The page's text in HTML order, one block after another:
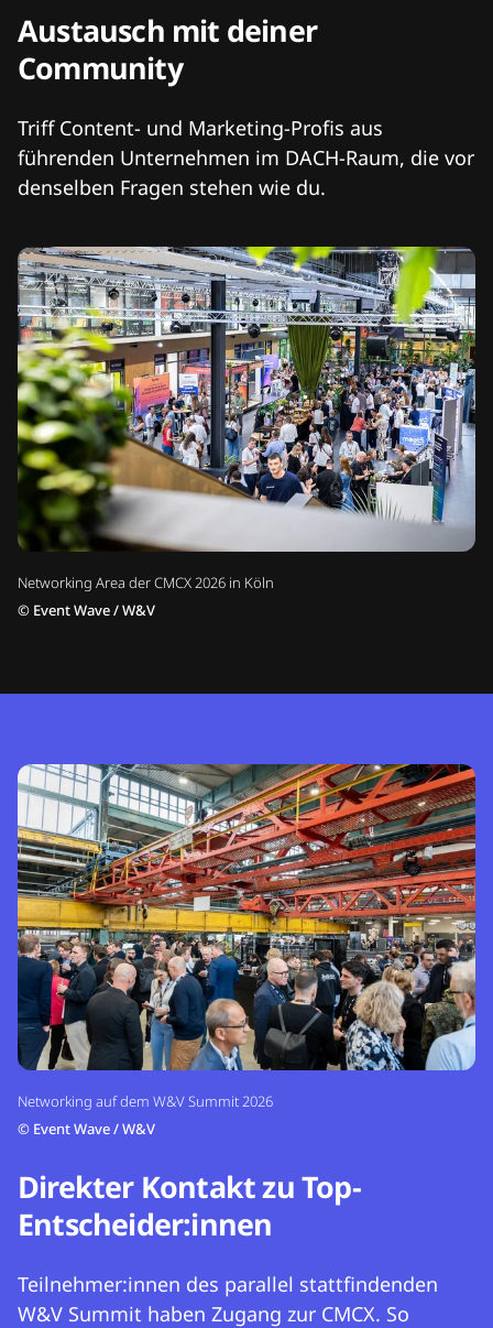
Networking Area der CMCX 2026 in Köln
© Event Wave / W&V
Austausch mit deiner
Community
Triff Content- und Marketing-Profis aus
führenden Unternehmen im DACH-Raum, die vor
denselben Fragen stehen wie du.
Networking auf dem W&V Summit 2026
© Event Wave / W&V
Direkter Kontakt zu Top-
Entscheider:innen
Teilnehmer:innen des parallel stattfindenden
W&V Summit haben Zugang zur CMCX. So